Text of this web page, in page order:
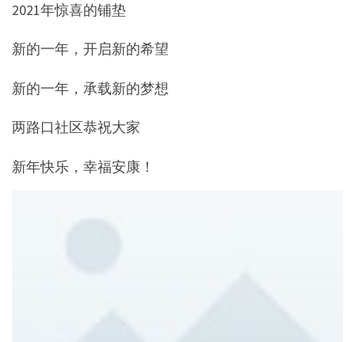
2021年惊喜的铺垫
新的一年，开启新的希望
新的一年，承载新的梦想
两路口社区恭祝大家
新年快乐，幸福安康！